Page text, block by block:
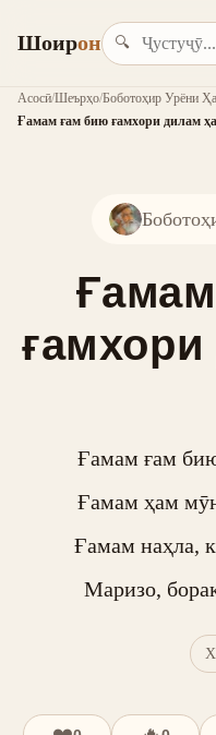
Шоирон 🔍
Асосӣ/Шеърҳо/Боботоҳир Урёни
Ғамам ғам бию ғамхори дилам
Ғамам ғам
Ғамам ҳам
Ғамам наҳла,
Маризо,